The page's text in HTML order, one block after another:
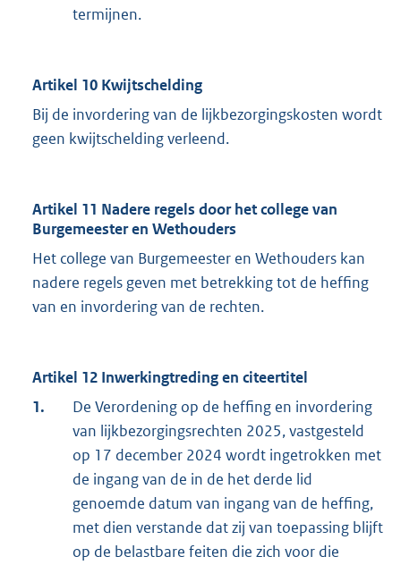
termijnen.
Artikel 10 Kwijtschelding
Bij de invordering van de lijkbezorgingskosten wordt
geen kwijtschelding verleend.
Artikel 11 Nadere regels door het college van
Burgemeester en Wethouders
Het college van Burgemeester en Wethouders kan
nadere regels geven met betrekking tot de heffing
van en invordering van de rechten.
Artikel 12 Inwerkingtreding en citeertitel
1.
De Verordening op de heffing en invordering
van lijkbezorgingsrechten 2025, vastgesteld
op 17 december 2024 wordt ingetrokken met
de ingang van de in de het derde lid
genoemde datum van ingang van de heffing,
met dien verstande dat zij van toepassing blijft
op de belastbare feiten die zich voor die